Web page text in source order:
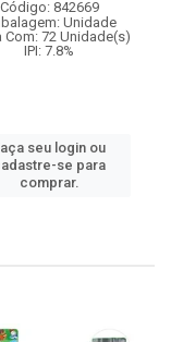
Código: 842669
Unidade
Com: 72 Unidade(s)
IPI: 7.8%
seu login ou
se para
comprar.